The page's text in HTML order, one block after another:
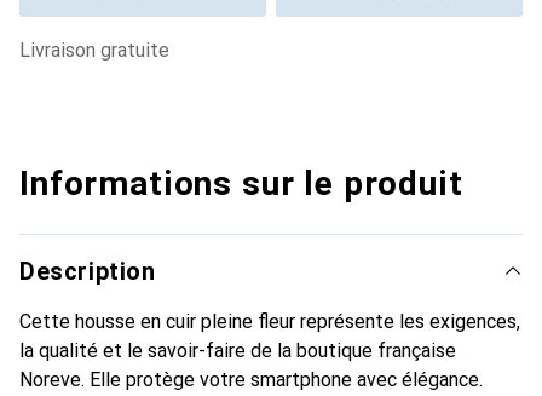
livraison gratuite
Informations sur le produit
Description
Cette housse en cuir pleine fleur représente les exigences,
la qualité et le savoir-faire de la boutique française
Noreve. Elle protège votre smartphone avec élégance.